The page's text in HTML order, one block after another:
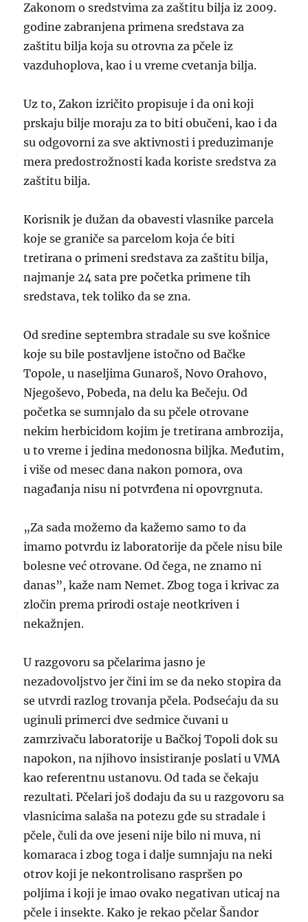
Zakonom o sredstvima za zaštitu bilja iz 2009.
godine zabranjena primena sredstava za
zaštitu bilja koja su otrovna za pčele iz
vazduhoplova, kao i u vreme cvetanja bilja.
Uz to, Zakon izričito propisuje i da oni koji
prskaju bilje moraju za to biti obučeni, kao i da
su odgovorni za sve aktivnosti i preduzimanje
mera predostrožnosti kada koriste sredstva za
zaštitu bilja.
Korisnik je dužan da obavesti vlasnike parcela
koje se graniče sa parcelom koja će biti
tretirana o primeni sredstava za zaštitu bilja,
najmanje 24 sata pre početka primene tih
sredstava, tek toliko da se zna.
Od sredine septembra stradale su sve košnice
koje su bile postavljene istočno od Bačke
Topole, u naseljima Gunaroš, Novo Orahovo,
Njegoševo, Pobeda, na delu ka Bečeju. Od
početka se sumnjalo da su pčele otrovane
nekim herbicidom kojim je tretirana ambrozija,
u to vreme i jedina medonosna biljka. Međutim,
i više od mesec dana nakon pomora, ova
nagađanja nisu ni potvrđena ni opovrgnuta.
„Za sada možemo da kažemo samo to da
imamo potvrdu iz laboratorije da pčele nisu bile
bolesne već otrovane. Od čega, ne znamo ni
danas”, kaže nam Nemet. Zbog toga i krivac za
zločin prema prirodi ostaje neotkriven i
nekažnjen.
U razgovoru sa pčelarima jasno je
nezadovoljstvo jer čini im se da neko stopira da
se utvrdi razlog trovanja pčela. Podsećaju da su
uginuli primerci dve sedmice čuvani u
zamrzivaču laboratorije u Bačkoj Topoli dok su
napokon, na njihovo insistiranje poslati u VMA
kao referentnu ustanovu. Od tada se čekaju
rezultati. Pčelari još dodaju da su u razgovoru sa
vlasnicima salaša na potezu gde su stradale i
pčele, čuli da ove jeseni nije bilo ni muva, ni
komaraca i zbog toga i dalje sumnjaju na neki
otrov koji je nekontrolisano raspršen po
poljima i koji je imao ovako negativan uticaj na
pčele i insekte. Kako je rekao pčelar Šandor